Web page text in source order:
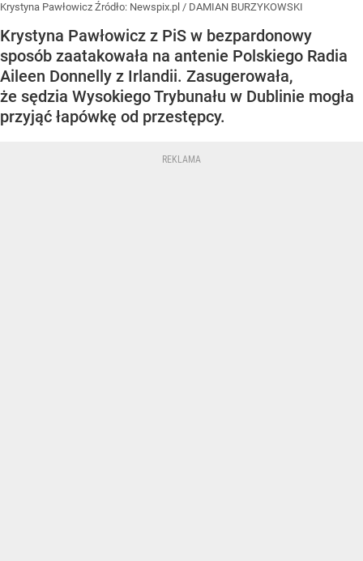
Krystyna Pawłowicz Źródło: Newspix.pl / DAMIAN BURZYKOWSKI
Krystyna Pawłowicz z PiS w bezpardonowy
sposób zaatakowała na antenie Polskiego Radia
Aileen Donnelly z Irlandii. Zasugerowała,
że sędzia Wysokiego Trybunału w Dublinie mogła
przyjąć łapówkę od przestępcy.